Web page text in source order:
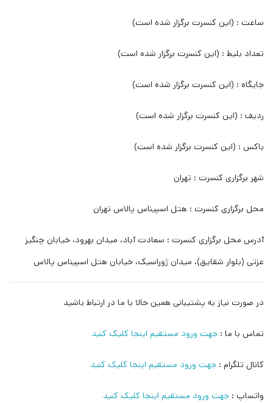
ساعت : (این کنسرت برگزار شده است)
تعداد بلیط : (این کنسرت برگزار شده است)
جایگاه : (این کنسرت برگزار شده است)
ردیف : (این کنسرت برگزار شده است)
باکس : (این کنسرت برگزار شده است)
شهر برگزاری کنسرت : تهران
محل برگزاری کنسرت : هتل اسپیناس پالاس تهران
آدرس محل برگزاری کنسرت : سعادت آباد، میدان بهرود، خیابان چنگیز
عزتی (بلوار شقایق)، میدان ژوراسیک، خیابان هتل اسپیناس پالاس
در صورت نیاز به پشتیبانی همین حالا با ما در ارتباط باشید
تماس با ما : جهت ورود مستقیم اینجا کلیک کنید
کانال تلگرام : جهت ورود مستقیم اینجا کلیک کنید
واتساپ : جهت ورود مستقیم اینجا کلیک کنید